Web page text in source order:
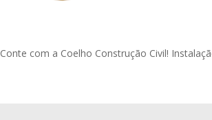
com a Coelho Construção Civil!